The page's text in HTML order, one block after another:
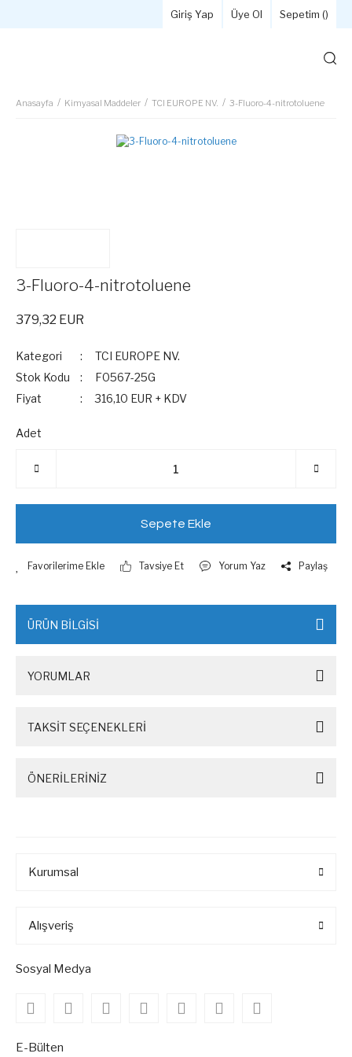
Giriş Yap Üye Ol Sepetim ()
Anasayfa Kimyasal Maddeler TCI EUROPE NV. 3-Fluoro-4-nitrotoluene
3-Fluoro-4-nitrotoluene
379,32 EUR
Kategori
TCI EUROPE NV.
Stok Kodu
F0567-25G
Fiyat
316,10 EUR + KDV
Adet
Sepete Ekle
Tavsiye Et Yorum Yaz Paylaş
ÜRÜN BİLGİSİ
YORUMLAR
TAKSİT SEÇENEKLERİ
ÖNERİLERİNİZ
Kurumsal
Alışveriş
Sosyal Medya
E-Bülten